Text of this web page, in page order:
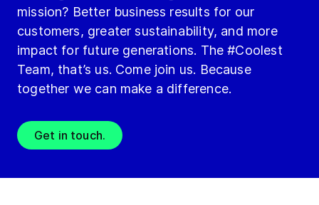
mission? Better business results for our
customers, greater sustainability, and more
impact for future generations. The #Coolest
Team, that’s us. Come join us. Because
together we can make a difference.
Get in touch.